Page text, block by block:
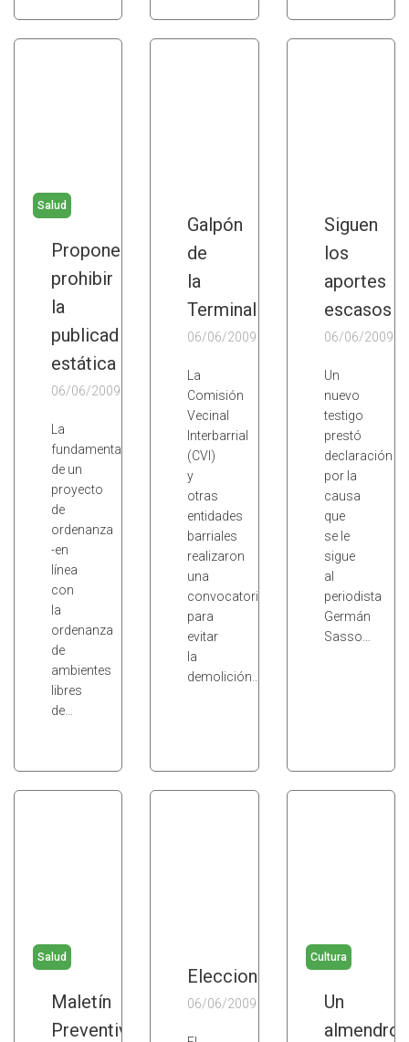
Salud
Proponen
prohibir
la
publicad
estática
06/06/2009
La
fundamentación
de un
proyecto
de
ordenanza
-en
línea
con
la
ordenanza
de
ambientes
libres
de…
Galpón
de
la
Terminal
06/06/2009
La
Comisión
Vecinal
Interbarrial
(CVI)
y
otras
entidades
barriales
realizaron
una
convocatoria
para
evitar
la
demolición…
Siguen
los
aportes
escasos
06/06/2009
Un
nuevo
testigo
prestó
declaración
por la
causa
que
se le
sigue
al
periodista
Germán
Sasso…
Salud
Maletín
Preventivo
Elecciones
06/06/2009
Cultura
Un
almendro